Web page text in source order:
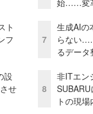
ト
フ
設
せ
7
生成AIの
らない
るデータ
8
非ITエン
トの現